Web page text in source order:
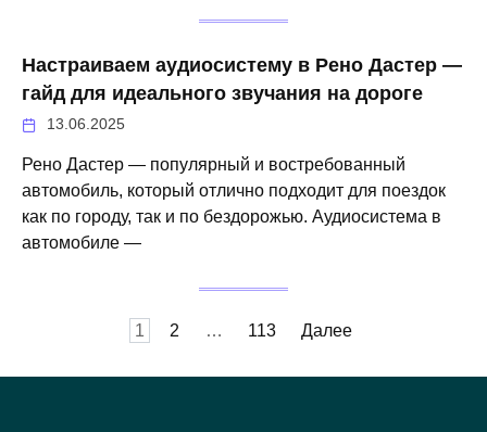
Настраиваем аудиосистему в Рено Дастер —
гайд для идеального звучания на дороге
13.06.2025
Рено Дастер — популярный и востребованный
автомобиль, который отлично подходит для поездок
как по городу, так и по бездорожью. Аудиосистема в
автомобиле —
записям
1 2 … 113 Далее